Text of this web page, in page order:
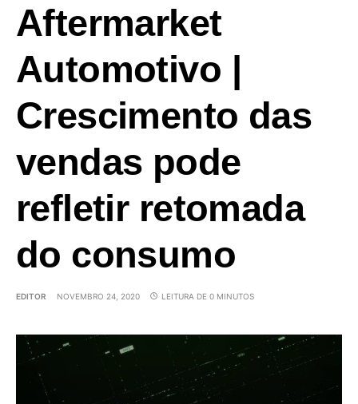
Aftermarket
Automotivo |
Crescimento das
vendas pode
refletir retomada
do consumo
EDITOR NOVEMBRO 24, 2020 LEITURA DE 0 MINUTOS